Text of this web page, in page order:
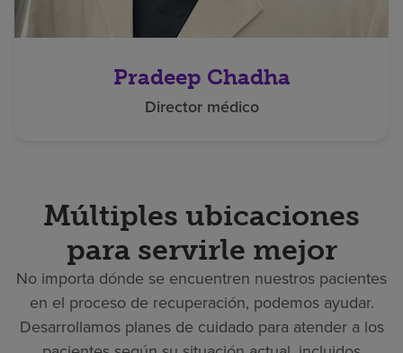
Pradeep Chadha
Director médico
Múltiples ubicaciones
para servirle mejor
No importa dónde se encuentren nuestros pacientes
en el proceso de recuperación, podemos ayudar.
Desarrollamos planes de cuidado para atender a los